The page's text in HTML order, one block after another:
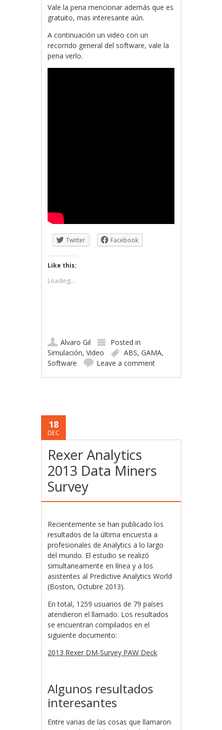
Vale la pena mencionar además que es
gratuito, mas interesante aún.
A continuación un video con un
recorrido general del software, vale la
pena verlo.
Twitter Facebook
Like this:
Loading...
Alvaro Gil
Posted in
Simulación,Video ABS,GAMA,
Software
Leave a comment
18
DEC
Rexer Analytics
2013 Data Miners
Survey
Recientemente se han publicado los
resultados de la última encuesta a
profesionales de Analytics a lo largo
del mundo. El estudio se realizó
simultaneamente en línea y a los
asistentes al Predictive Analytics World
(Boston, Octubre 2013).
En total, 1259 usuarios de 79 países
atendieron el llamado. Los resultados
se encuentran compilados en el
siguiente documento:
2013 Rexer DM-Survey PAW Deck
Algunos resultados
interesantes
Entre varias de las cosas que llamaron